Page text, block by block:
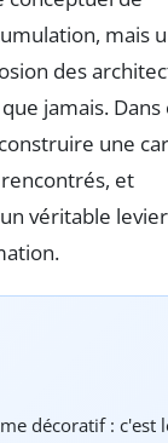
mais
des
jamais. Dans
une
et
véritable
décoratif : c'est